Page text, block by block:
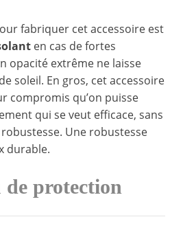
fabriquer cet accessoire est
en cas de fortes
opacité extrême ne laisse
soleil. En gros, cet accessoire
compromis qu’on puisse
qui se veut efficace, sans
Une robustesse
durable.
protection